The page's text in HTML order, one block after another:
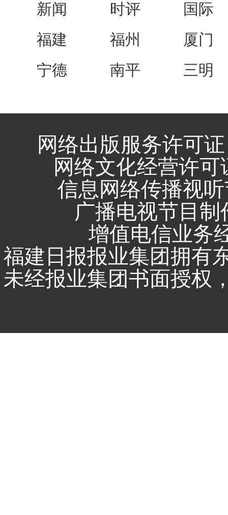
新闻 时评
国际
福建
福州
厦门
宁德
南平 三明
网络出版服务许可
网络文化经营许可
信息网络传播视
广播电视节目
增值电信业务
福建日报报业集团拥有
未经报业集团书面授权